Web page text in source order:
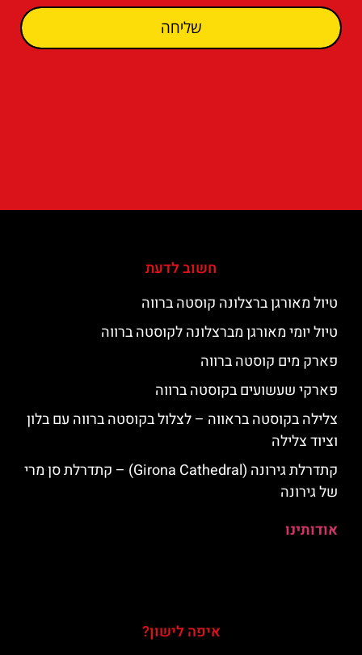
שליחה
חשוב לדעת
טיול מאורגן ברצלונה קוסטה ברווה
טיול יומי מאורגן מברצלונה לקוסטה ברווה
פארק מים קוסטה ברווה
פארקי שעשועים בקוסטה ברווה
צלילה בקוסטה בראווה – לצלול בקוסטה ברווה עם בלון
וציוד צלילה
קתדרלת גירונה (Girona Cathedral) – קתדרלת סן מרי
של גירונה
אודותינו
איפה לישון?